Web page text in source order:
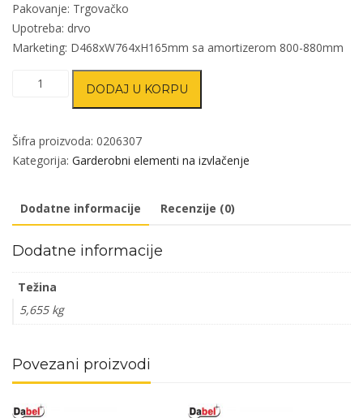
Pakovanje: Trgovačko
Upotreba: drvo
Marketing: D468xW764xH165mm sa amortizerom 800-880mm
Garderobni
obuće
GE32
DODAJ U KORPU
Šifra proizvoda: 0206307
Kategorija: Garderobni elementi na izvlačenje
Dodatne informacije Recenzije (0)
Dodatne informacije
Težina
5,655 kg
Povezani proizvodi